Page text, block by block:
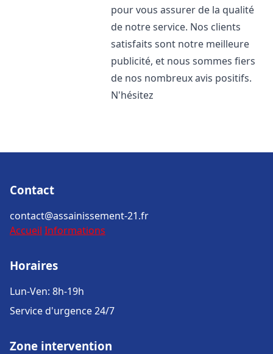
pour vous assurer de la qualité
de notre service. Nos clients
satisfaits sont notre meilleure
publicité, et nous sommes fiers
de nos nombreux avis positifs.
N'hésitez
Contact
contact@assainissement-21.fr
Accueil Informations
Horaires
Lun-Ven: 8h-19h
Service d'urgence 24/7
Zone intervention